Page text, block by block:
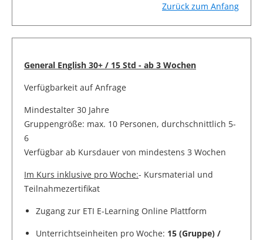
Zurück zum Anfang
General English 30+ / 15 Std - ab 3 Wochen
Verfügbarkeit auf Anfrage
Mindestalter 30 Jahre
Gruppengröße: max. 10 Personen, durchschnittlich 5-
6
Verfügbar ab Kursdauer von mindestens 3 Wochen
Im Kurs inklusive pro Woche:- Kursmaterial und
Teilnahmezertifikat
Zugang zur ETI E-Learning Online Plattform
Unterrichtseinheiten pro Woche: 15 (Gruppe) /